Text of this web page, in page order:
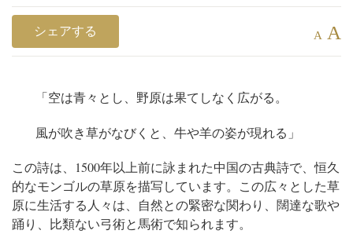
シェアする A A
「空は青々とし、野原は果てしなく広がる。
風が吹き草がなびくと、牛や羊の姿が現れる」
この詩は、1500年以上前に詠まれた中国の古典詩で、恒久
的なモンゴルの草原を描写しています。この広々とした草
原に生活する人々は、自然との緊密な関わり、闊達な歌や
踊り、比類ない弓術と馬術で知られます。